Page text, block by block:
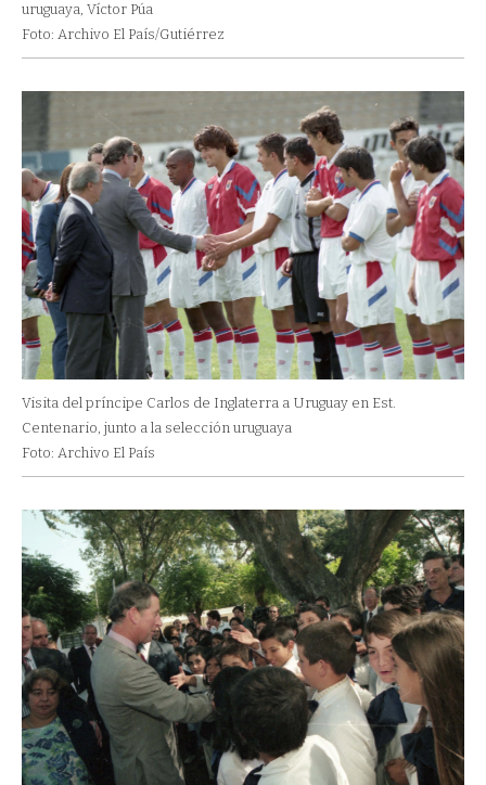
uruguaya, Víctor Púa
Foto: Archivo El País/Gutiérrez
Visita del príncipe Carlos de Inglaterra a Uruguay en Est.
Centenario, junto a la selección uruguaya
Foto: Archivo El País